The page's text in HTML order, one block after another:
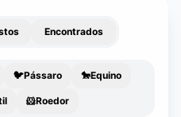
Encontrados
🐦Pássaro 🐎Equino
🐹Roedor